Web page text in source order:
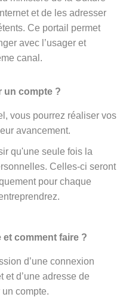
Internet et de les adresser
Ce portail permet
avec l’usager et
canal.
un compte ?
vous pourrez réaliser vos
avancement.
qu'une seule fois la
Celles-ci seront
pour chaque
comment faire ?
d’une connexion
et d’une adresse de
compte.